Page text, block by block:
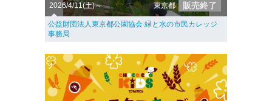
2026/4/11(土)～ 東京都 販売終了
公益財団法人東京都公園協会 緑と水の市民カレッジ
事務局